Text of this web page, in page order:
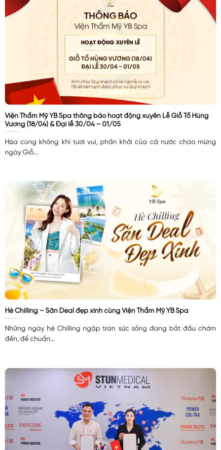
Viện Thẩm Mỹ YB Spa thông báo hoạt động xuyên Lễ Giỗ Tổ Hùng
Vương (18/04) & Đại lễ 30/04 – 01/05
Hòa cùng không khí tươi vui, phấn khởi của cả nước chào mừng
ngày Giỗ...
Hè Chilling – Săn Deal đẹp xinh cùng Viện Thẩm Mỹ YB Spa
Những ngày hè Chilling ngập tràn sức sống đang bắt đầu chớm
đến, để chuẩn...